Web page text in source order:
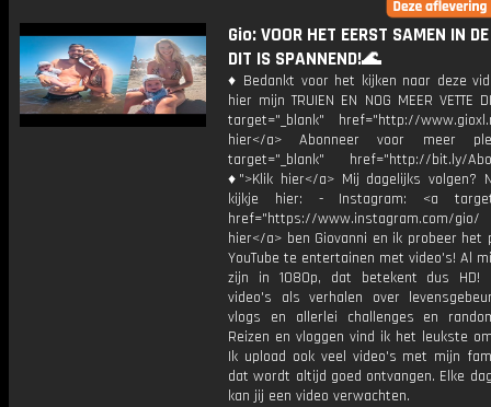
Gio: VOOR HET EERST SAMEN IN
DIT IS SPANNEND!🌊
♦ Bedankt voor het kijken naar deze
hier mijn TRUIEN EN NOG MEER VETTE
target="_blank" href="http://
hier</a> Abonneer voor meer
target="_blank" href="http://bit.ly/
♦">Klik hier</a> Mij dagelijks volgen?
kijkje hier: - Instagram: <a
href="https://www.instagram.com/
hier</a> ben Giovanni en ik probeer het
YouTube te entertainen met video's! Al
zijn in 1080p, dat betekent dus HD!
video's als verhalen over
vlogs en allerlei challenges en
Reizen en vloggen vind ik het leukste
Ik upload ook veel video's met mijn
dat wordt altijd goed ontvangen. Elke
kan jij een video verwachten.